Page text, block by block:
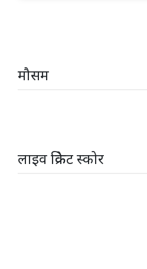
मौसम
लाइव क्रिकेट स्कोर